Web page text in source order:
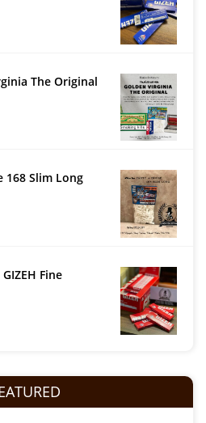
The Original
168 Slim Long
Fine